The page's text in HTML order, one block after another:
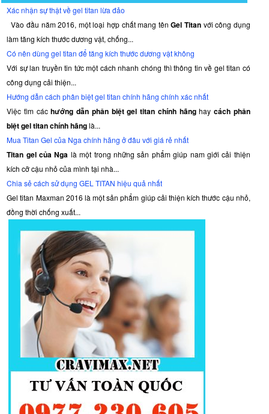
Xác nhận sự thật về gel titan lừa đảo
Vào đầu năm 2016, một loại hợp chất mang tênGel Titanvới công dụng
làm tăng kích thước dương vật, chống...
Có nên dùng gel titan để tăng kích thước dương vật không
Với sự lan truyền tin tức một cách nhanh chóng thì thông tin về gel titan có
công dụng cải thiện...
Hướng dẫn cách phân biệt gel titan chính hãng chính xác nhất
Việc tìm cáchướng dẫn phân biệt gel titan chính hãnghay cách phân
biệt gel titan chính hãnglà...
Mua Titan Gel của Nga chính hãng ở đâu với giá rẻ nhất
Titan gel của Nga là một trong những sản phẩm giúp nam giới cải thiện
kích cỡ cậu nhỏ của mình tại nhà...
Chia sẻ cách sử dụng GEL TITAN hiệu quả nhất
Gel titan Maxman 2016 là một sản phẩm giúp cải thiện kích thước cậu nhỏ,
đồng thời chống xuất...